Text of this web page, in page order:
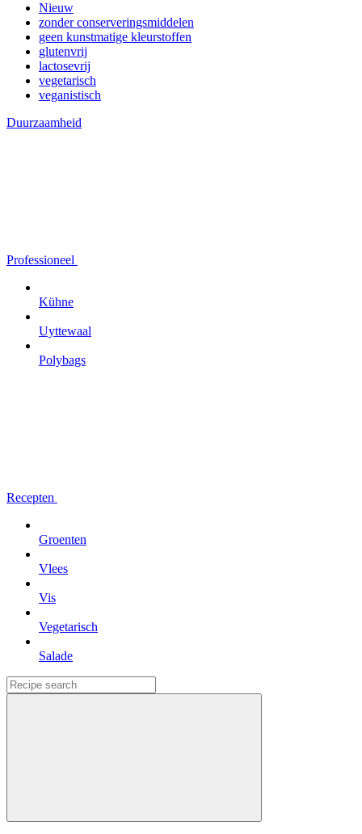
Nieuw
zonder conserveringsmiddelen
geen kunstmatige kleurstoffen
glutenvrij
lactosevrij
vegetarisch
veganistisch
Duurzaamheid
Professioneel
Kühne
Uyttewaal
Polybags
Recepten
Groenten
Vlees
Vis
Vegetarisch
Salade